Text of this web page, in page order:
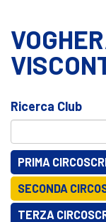
Ricerca Club
PRIMA
SECONDA
TERZA